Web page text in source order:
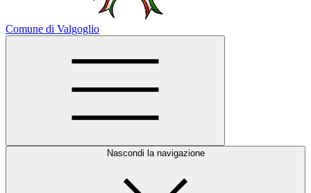
Comune di Valgoglio
Nascondi la navigazione